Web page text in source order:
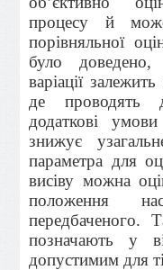
процесу й
порівняльної
було доведено,
варіації
де проводять
додаткові
знижує
параметра для
висіву можна
положення
передбаченого.
позначають у
допустимим для